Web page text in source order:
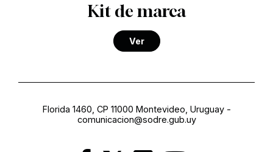
Kit de marca
Ver
Florida 1460, CP 11000 Montevideo, Uruguay-
comunicacion@sodre.gub.uy